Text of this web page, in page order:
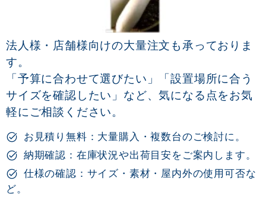
法人様・店舗様向けの大量注文も承っておりま
す。
「予算に合わせて選びたい」「設置場所に合う
サイズを確認したい」など、気になる点をお気
軽にご相談ください。
お見積り無料：大量購入・複数台のご検討に。
納期確認：在庫状況や出荷目安をご案内します。
仕様の確認：サイズ・素材・屋内外の使用可否な
ど。